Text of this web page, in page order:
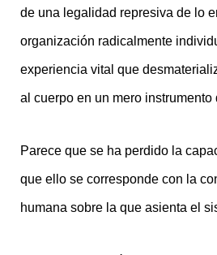
de una legalidad represiva de lo
organización radicalmente
experiencia vital que
al cuerpo en un mero instrumento
Parece que se ha perdido la
que ello se corresponde con la
humana sobre la que asienta el